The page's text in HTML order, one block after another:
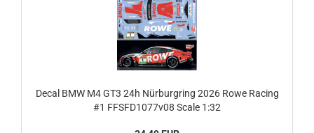
Decal BMW M4 GT3 24h Nürburgring 2026 Rowe Racing
#1 FFSFD1077v08 Scale 1:32